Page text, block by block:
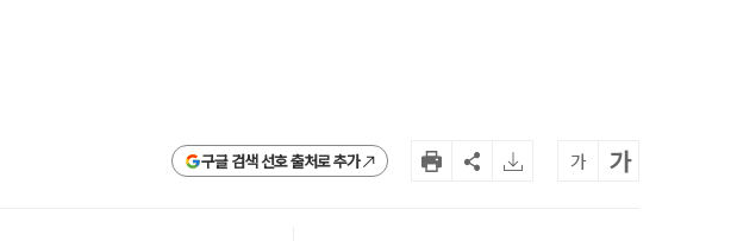
구글 검색 선호 출처로 추가 가 가